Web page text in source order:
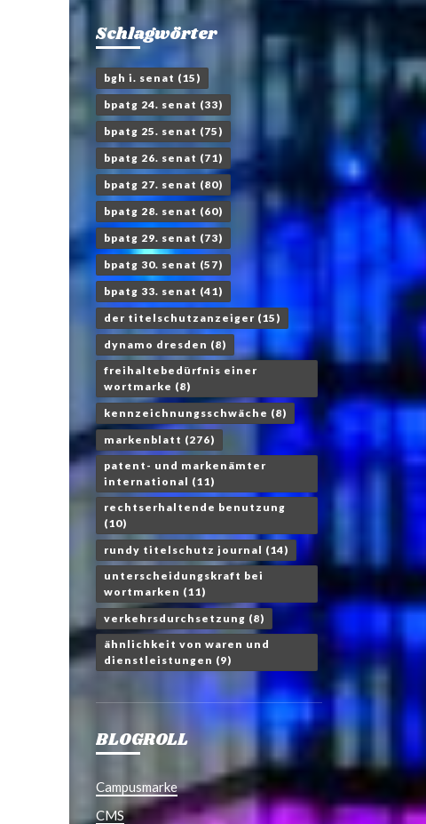
Schlagwörter
bgh i. senat (15)
bpatg 24. senat (33)
bpatg 25. senat (75)
bpatg 26. senat (71)
bpatg 27. senat (80)
bpatg 28. senat (60)
bpatg 29. senat (73)
bpatg 30. senat (57)
bpatg 33. senat (41)
der titelschutzanzeiger (15)
dynamo dresden (8)
freihaltebedürfnis einer
wortmarke (8)
kennzeichnungsschwäche (8)
markenblatt (276)
patent- und markenämter
international (11)
rechtserhaltende benutzung
(10)
rundy titelschutz journal (14)
unterscheidungskraft bei
wortmarken (11)
verkehrsdurchsetzung (8)
ähnlichkeit von waren und
dienstleistungen (9)
BLOGROLL
Campusmarke
CMS